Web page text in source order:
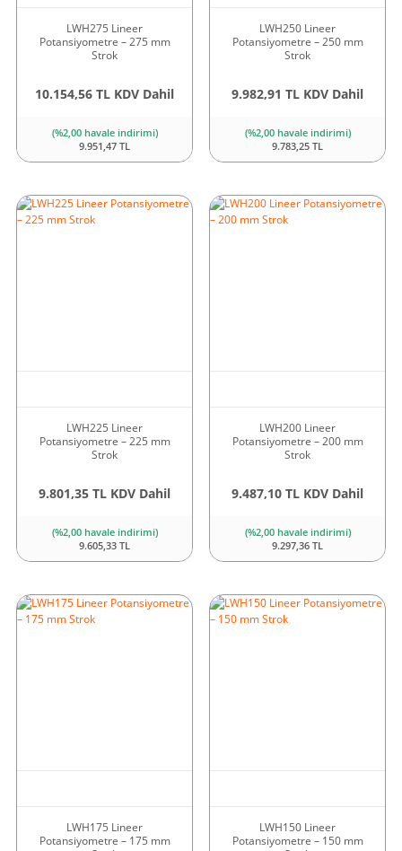
LWH275 Lineer
Potansiyometre – 275 mm
Strok
10.154,56 TL KDV Dahil
(%2,00 havale indirimi)
9.951,47 TL
LWH250 Lineer
Potansiyometre – 250 mm
Strok
9.982,91 TL KDV Dahil
(%2,00 havale indirimi)
9.783,25 TL
LWH225 Lineer
Potansiyometre – 225 mm
Strok
9.801,35 TL KDV Dahil
(%2,00 havale indirimi)
9.605,33 TL
LWH200 Lineer
Potansiyometre – 200 mm
Strok
9.487,10 TL KDV Dahil
(%2,00 havale indirimi)
9.297,36 TL
LWH175 Lineer
Potansiyometre – 175 mm
LWH150 Lineer
Potansiyometre – 150 mm